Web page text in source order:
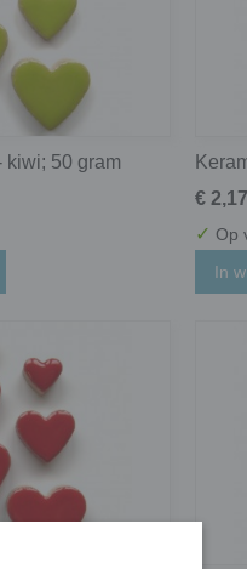
kiwi; 50 gram
€ 2,17
✓ Op
In